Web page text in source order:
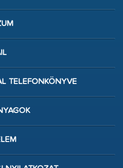
TELEFONKÖNYVE